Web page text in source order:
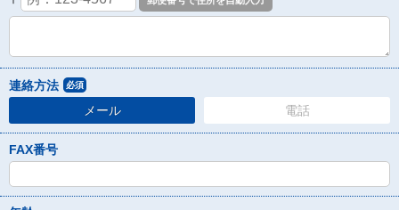
連絡方法 必須
メール 電話
FAX番号